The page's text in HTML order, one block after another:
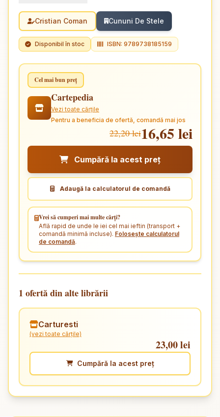
Cristian Coman Cununi De Stele
Disponibil în stoc ISBN: 9789738185159
Cel mai bun preț
Cartepedia
Vezi toate cărțile
Pentru a beneficia de ofertă, comandă mai jos
22,20 lei16,65 lei
Cumpără la acest preț
Adaugă la calculatorul de comandă
Vrei să cumperi mai multe cărți?
Află rapid de unde le iei cel mai ieftin (transport +
comandă minimă incluse). Folosește calculatorul
de comandă.
1 ofertă din alte librării
Carturesti
(vezi toate cărțile)
23,00 lei
Cumpără la acest preț